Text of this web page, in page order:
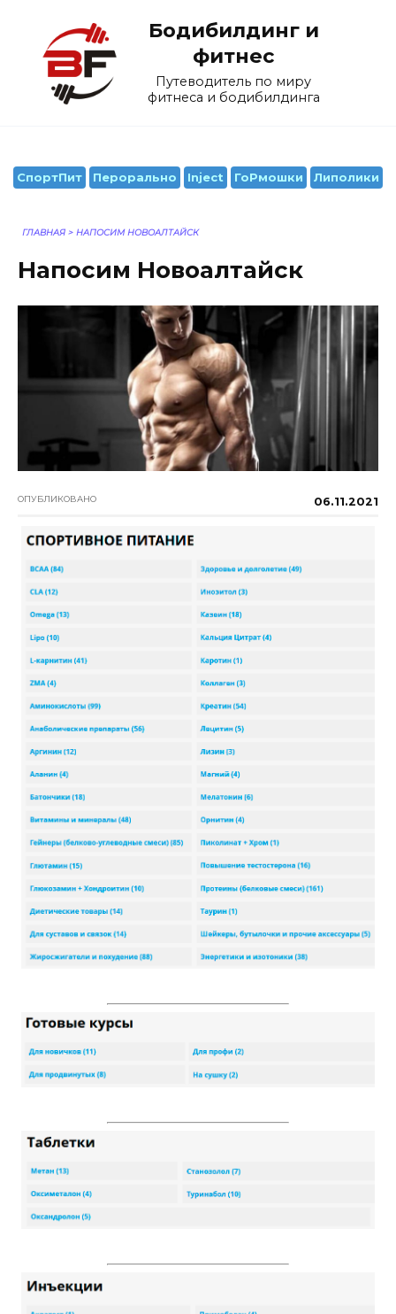
содержанию
Бодибилдинг и
фитнес
Путеводитель по миру
фитнеса и бодибилдинга
СпортПит Перорально Inject ГоРмошки Липолики
ГЛАВНАЯ > НАПОСИМ НОВОАЛТАЙСК
Напосим Новоалтайск
ОПУБЛИКОВАНО 06.11.2021